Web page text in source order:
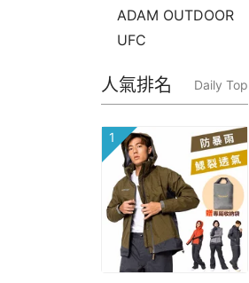
ADAM OUTDOOR
UFC
人氣排名 Daily Top
1